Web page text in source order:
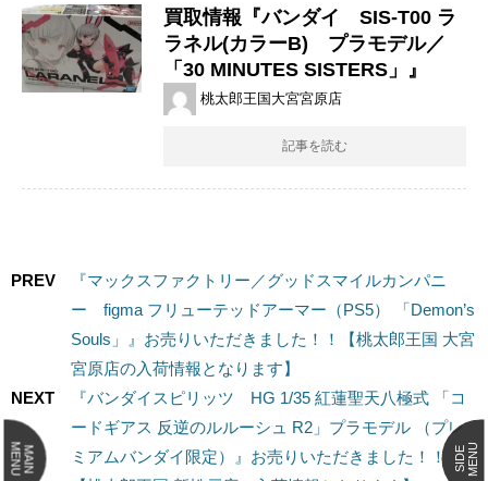
買取情報『バンダイ SIS-T00 ​ラ
ラネル(カラーB) プラモデル／
「30 ​MINUTES ​SISTERS」』
桃太郎王国大宮宮原店
記事を読む
PREV
『マックスファクトリー／グッドスマイルカンパニ
ー figma ​フリューテッドアーマー（PS5） ​「Demon’s
​Souls」』お売りいただきました！！【桃太郎王国 大宮
宮原店の入荷情報となります】
NEXT
『バンダイスピリッツ ​HG 1/35 ​紅蓮聖天八極式 ​「コ
ードギアス ​反逆のルルーシュ ​R2」プラモデル ​（プレ
ミアムバンダイ限定）』お売りいただきました！！
MAIN
MENU SIDEMENU